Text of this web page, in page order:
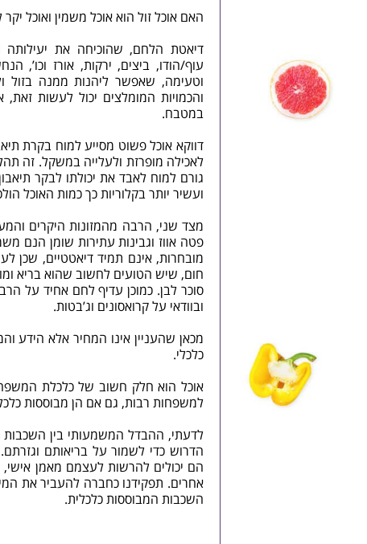
האם אוכל זול הוא אוכל משמין ואוכל יקר
דיאטת הלחם, שהוכיחה את יעילותה
עוף/הודו, ביצים, ירקות, אורז וכו’,
וטעימה, שאפשר ליהנות ממנה בזול
והכמויות המומלצים יכול לעשות
במטבח.
דווקא אוכל פשוט מסייע למוח בקרת
לאכילה מופרזת ולעלייה במשקל. זה
גורם למוח לאבד את יכולתו לבקר
ועשיר יותר בקלוריות כך כמות האוכל
מצד שני, הרבה מהמזונות היקרים
פטה אווז וגבינות עתירות שומן הנם
מובחרות, אינם תמיד דיאטטיים, שכן
חום, שיש הטועים לחשוב שהוא בריא
סוכר לבן. כמוכן עדיף לחם אחיד על
ובוודאי על קרואסונים וג’בטות.
מכאן שהעניין אינו המחיר אלא הידע
כלכלי.
אוכל הוא חלק חשוב של כלכלת
למשפחות רבות, גם אם הן מבוססות
לדעתי, ההבדל המשמעותי בין השכבות
הדרוש כדי לשמור על בריאותם
הם יכולים להרשות לעצמם מאמן אישי,
אחרים. תפקידנו כחברה להעביר את
השכבות המבוססות כלכלית.